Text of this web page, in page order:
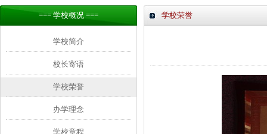
=== 学校概况 ===
学校简介
校长寄语
学校荣誉
办学理念
学校章程
学校荣誉